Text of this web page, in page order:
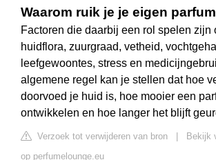
Waarom ruik je je eigen
Factoren die daarbij een rol spelen zijn
huidflora, zuurgraad, vetheid,
leefgewoontes, stress en
algemene regel kan je stellen dat hoe
doorvoed je huid is, hoe mooier een
ontwikkelen en hoe langer het blijft
Verzoek tot verwijderen van bron
Bekijk
op perfumelounge.eu